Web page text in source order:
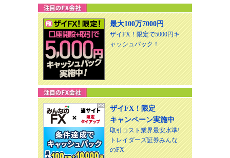
最大100万7000円
ザイFX！限定で5000円キ
ャッシュバック！
ザイFX！限定
キャンペーン実施中
取引コスト業界最安水準!
トレイダーズ証券みんな
のFX